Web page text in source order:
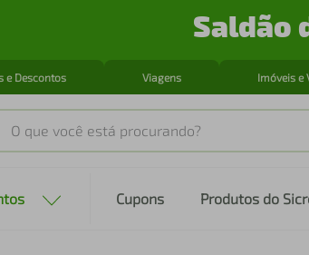
Saldão
e Descontos Viagens Imóveis e
que você está procurando?
Cupons Produtos do